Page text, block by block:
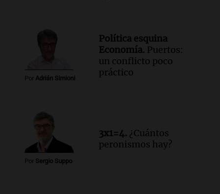
Por Adrián Simioni
Política esquina
Economía. Puertos:
un conflicto poco
práctico
Por Sergio Suppo
3x1=4. ¿Cuántos
peronismos hay?